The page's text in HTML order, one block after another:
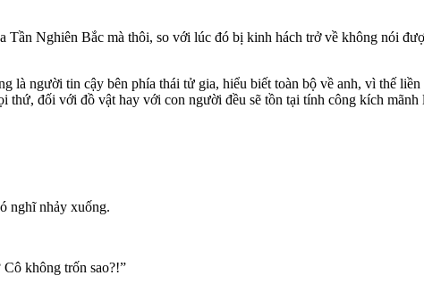
Nghiên Bắc mà thôi, so với lúc đó bị kinh hách trở về không nói
người tin cậy bên phía thái tử gia, hiểu biết toàn bộ về anh, vì thế
đối với đồ vật hay với con người đều sẽ tồn tại tính công kích
nghĩ nhảy xuống.
không trốn sao?!”